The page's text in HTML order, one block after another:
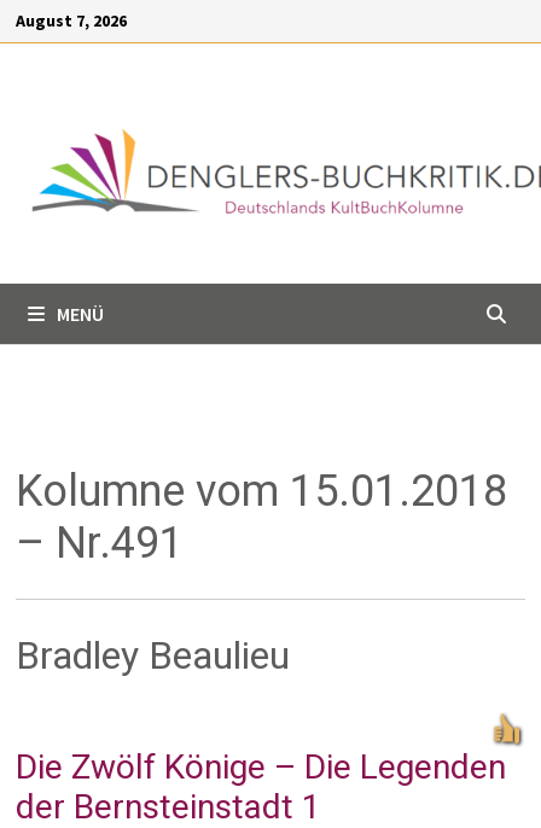
springen
August 7, 2026
MENÜ
Kolumne vom 15.01.2018
– Nr.491
Bradley Beaulieu
Die Zwölf Könige – Die Legenden
der Bernsteinstadt 1